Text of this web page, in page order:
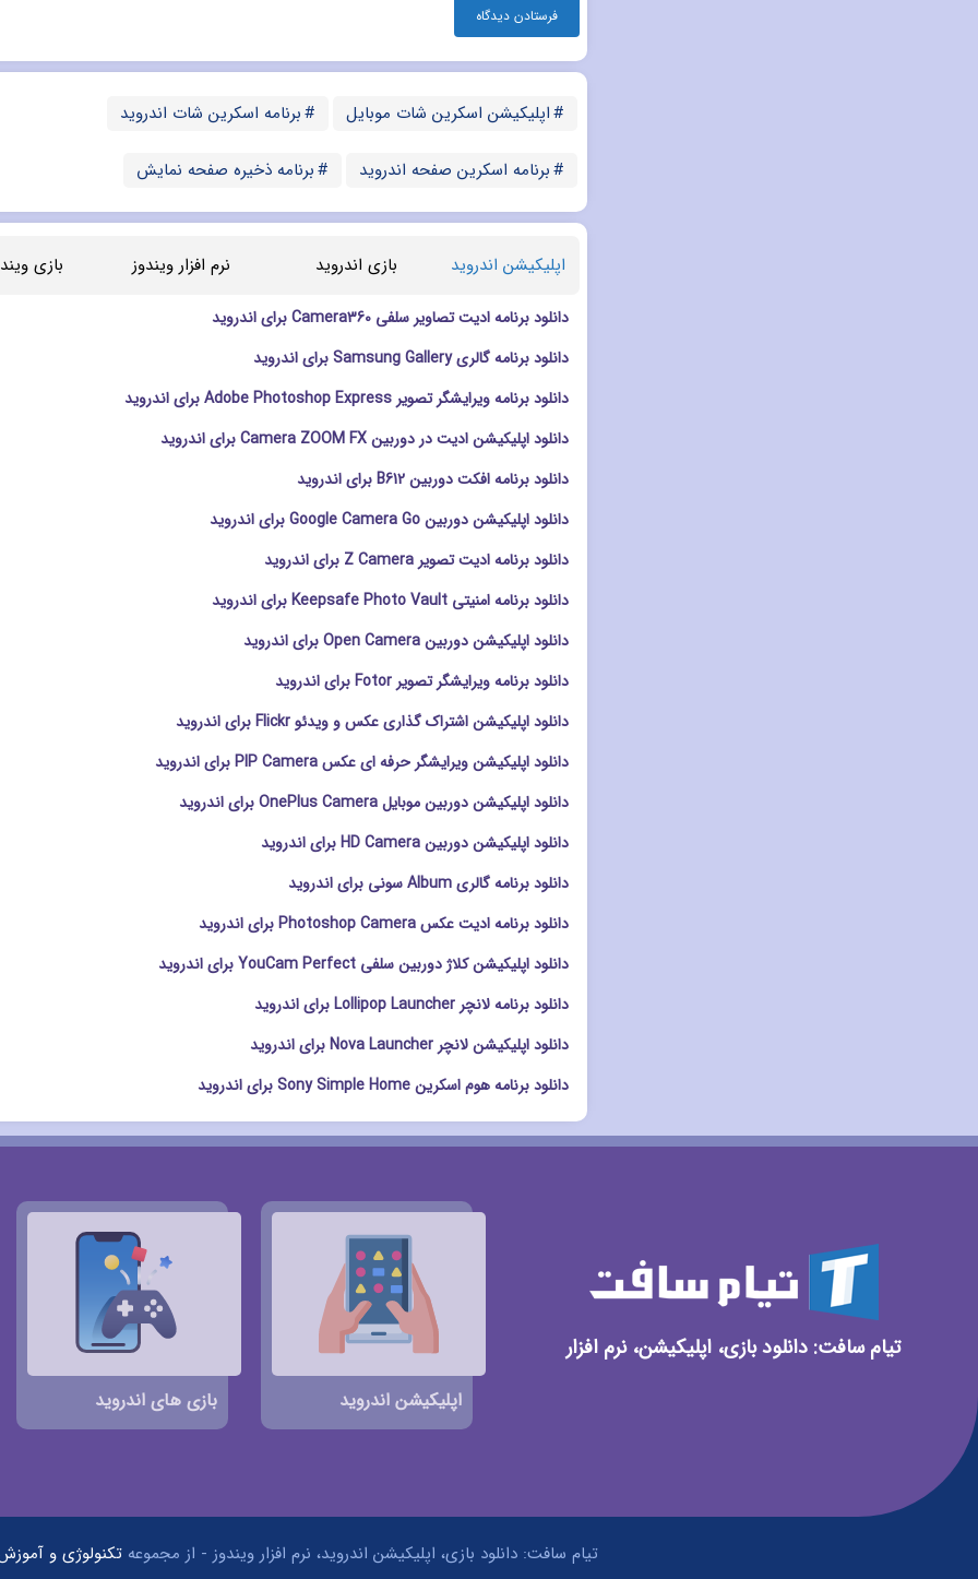
اپلیکیشن اسکرین شات موبایل برنامه اسکرین شات اندروید
برنامه اسکرین صفحه اندروید برنامه ذخیره صفحه نمایش
اپلیکیشن اندروید بازی اندروید نرم افزار ویندوز بازی
دانلود برنامه ادیت تصاویر سلفی Camera360 برای اندروید
دانلود برنامه گالری Samsung Gallery برای اندروید
دانلود برنامه ویرایشگر تصویر Adobe Photoshop Express برای اندروید
دانلود اپلیکیشن ادیت در دوربین Camera ZOOM FX برای اندروید
دانلود برنامه افکت دوربین B612 برای اندروید
دانلود اپلیکیشن دوربین Google Camera Go برای اندروید
دانلود برنامه ادیت تصویر Z Camera برای اندروید
دانلود برنامه امنیتی Keepsafe Photo Vault برای اندروید
دانلود اپلیکیشن دوربین Open Camera برای اندروید
دانلود برنامه ویرایشگر تصویر Fotor برای اندروید
دانلود اپلیکیشن اشتراک گذاری عکس و ویدئو Flickr برای اندروید
دانلود اپلیکیشن ویرایشگر حرفه ای عکس PIP Camera برای اندروید
دانلود اپلیکیشن دوربین موبایل OnePlus Camera برای اندروید
دانلود اپلیکیشن دوربین HD Camera برای اندروید
دانلود برنامه گالری Album سونی برای اندروید
دانلود برنامه ادیت عکس Photoshop Camera برای اندروید
دانلود اپلیکیشن کلاژ دوربین سلفی YouCam Perfect برای اندروید
دانلود برنامه لانچر Lollipop Launcher برای اندروید
دانلود اپلیکیشن لانچر Nova Launcher برای اندروید
دانلود برنامه هوم اسکرین Sony Simple Home برای اندروید
تیام سافت: دانلود بازی، اپلیکیشن، نرم افزار
اپلیکیشن اندروید بازی های اندروید
تیام سافت: دانلود بازی، اپلیکیشن اندروید، نرم افزار ویندوز - از مجموعه تکنولوژی و